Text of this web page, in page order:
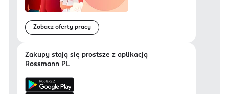
Zobacz oferty pracy
Zakupy stają się prostsze z aplikacją
Rossmann PL